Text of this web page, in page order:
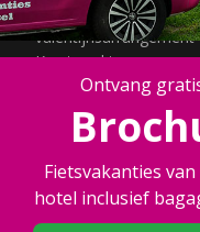
Actuele topdeals
valentijnsarrangement
Kerstmarkten
Fietsvakanties
Wandelvakanties
Vacatures
Ontvang
Fietsvakanties
hotel inclusief